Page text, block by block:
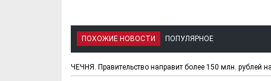
ПОХОЖИЕ НОВОСТИ ПОПУЛЯРНОЕ
ЧЕЧНЯ. Правительство направит более 150 млн. рублей